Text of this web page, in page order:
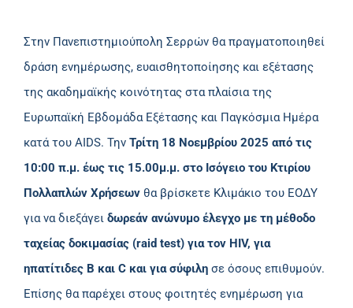
Στην Πανεπιστημιούπολη Σερρών θα πραγματοποιηθεί
δράση ενημέρωσης, ευαισθητοποίησης και εξέτασης
της ακαδημαϊκής κοινότητας στα πλαίσια της
Ευρωπαϊκή Εβδομάδα Εξέτασης και Παγκόσμια Ημέρα
κατά του AIDS. Την Τρίτη 18 Νοεμβρίου 2025 από τις
10:00 π.μ. έως τις 15.00μ.μ. στο Ισόγειο του Κτιρίου
Πολλαπλών Χρήσεωνθα βρίσκετε Κλιμάκιο του ΕΟΔΥ
για να διεξάγει δωρεάν ανώνυμο έλεγχο με τη μέθοδο
ταχείας δοκιμασίας (raid test) για τον HIV, για
ηπατίτιδες Β και C και για σύφιλησε όσους επιθυμούν.
Επίσης θα παρέχει στους φοιτητές ενημέρωση για